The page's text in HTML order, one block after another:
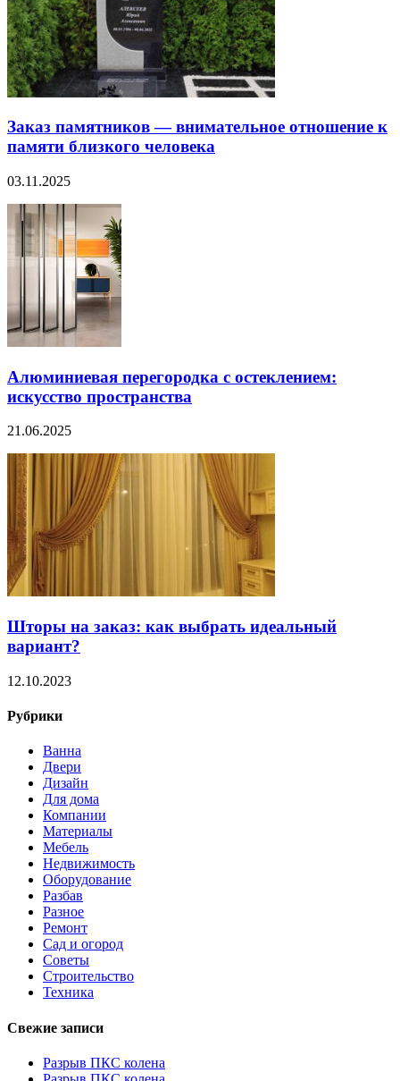
Заказ памятников — внимательное отношение к
памяти близкого человека
03.11.2025
Алюминиевая перегородка с остеклением:
искусство пространства
21.06.2025
Шторы на заказ: как выбрать идеальный
вариант?
12.10.2023
Рубрики
Ванна
Двери
Дизайн
Для дома
Компании
Материалы
Мебель
Недвижимость
Оборудование
Разбав
Разное
Ремонт
Сад и огород
Советы
Строительство
Техника
Свежие записи
Разрыв ПКС колена